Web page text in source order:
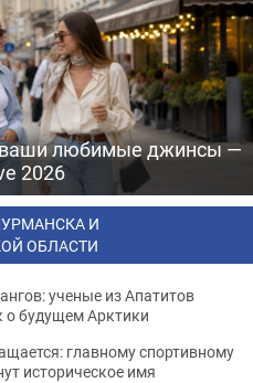
любимые джинсы —
2026
И
ОБЛАСТИ
ученые из Апатитов
о будущем Арктики
главному спортивному
историческое имя